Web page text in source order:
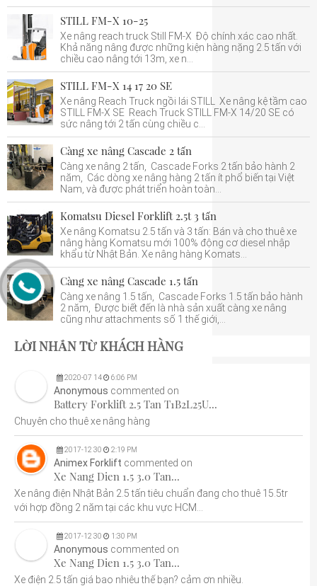
STILL FM-X 10-25
Xe nâng reach truck Still FM-X Độ chính xác cao nhất.
Khả năng nâng được những kiện hàng nặng 2.5 tấn với
chiều cao nâng tới 13m, xe n...
STILL FM-X 14 17 20 SE
Xe nâng Reach Truck ngồi lái STILL Xe nâng kệ tầm cao
STILL FM-X SE Reach Truck STILL FM-X 14/20 SE có
sức nâng tới 2 tấn cùng chiều c...
Càng xe nâng Cascade 2 tấn
Càng xe nâng 2 tấn, Cascade Forks 2 tấn bảo hành 2
năm, Các dòng xe nâng hàng 2 tấn ít phổ biến tại Việt
Nam, và được phát triển hoàn toàn...
Komatsu Diesel Forklift 2.5t 3 tấn
Xe nâng Komatsu 2.5 tấn và 3 tấn: Bán và cho thuê xe
nâng hàng Komatsu mới 100% động cơ diesel nhập
khẩu từ Nhật Bản. Xe nâng hàng Komats...
Càng xe nâng Cascade 1.5 tấn
Càng xe nâng 1.5 tấn, Cascade Forks 1.5 tấn bảo hành
2 năm, Được biết đến là nhà sản xuất càng xe nâng
cũng như attachments số 1 thế giới,...
LỜI NHẮN TỪ KHÁCH HÀNG
Anonymous commented on
Battery Forklift 2.5 Tan T1B2L25U...
2020-07 14 6:06 PM
Chuyên cho thuê xe nâng hàng
Animex Forklift commented on
Xe Nang Dien 1.5 3.0 Tan...
2017-12 30 2:19 PM
Xe nâng điện Nhật Bản 2.5 tấn tiêu chuẩn đang cho thuê 15.5tr
với hợp đồng 2 năm tại các khu vực HCM...
Anonymous commented on
Xe Nang Dien 1.5 3.0 Tan...
2017-12 30 1:30 PM
Xe điện 2.5 tấn giá bao nhiêu thế bạn? cảm ơn nhiều.